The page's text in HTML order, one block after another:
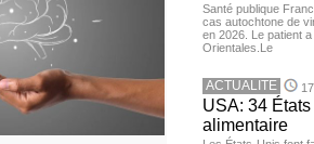
Santé publique
cas autochtone de
en 2026. Le patient
Orientales.Le
ACTUALITE
USA: 34
alimentaire